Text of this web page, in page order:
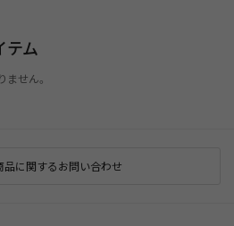
テム
せん。
品に関するお問い合わせ